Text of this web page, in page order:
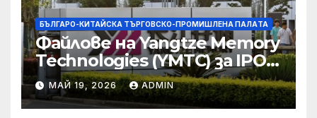
БЪЛГАРО-КИТАЙСКА ТЪРГОВСКО-ПРОМИШЛЕНА ПАЛAТА
Файлове на Yangtze Memory
Technologies (YMTC) за IPO
на STAR Market
МАЙ 19, 2026 ADMIN